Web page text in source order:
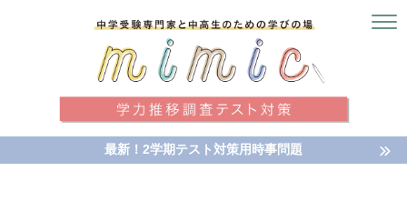
最新！2学期テスト対策用時事問題